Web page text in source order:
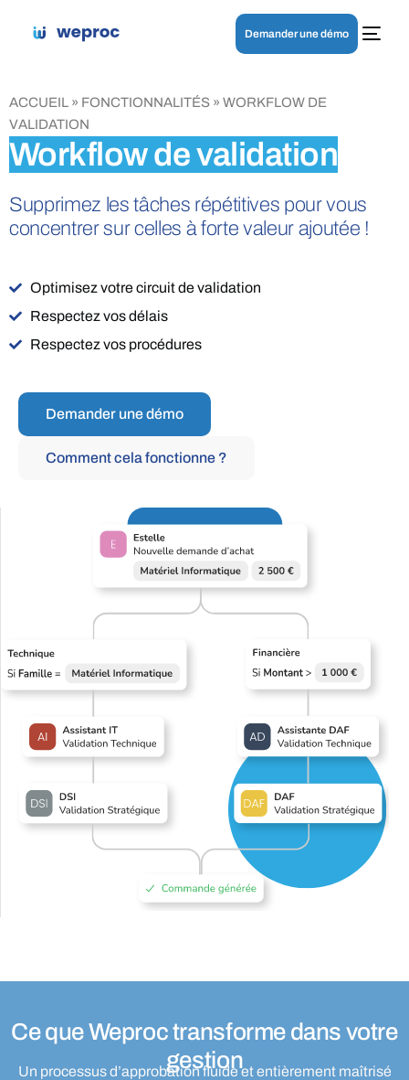
Demander une démo
ACCUEIL » FONCTIONNALITÉS » WORKFLOW DE
VALIDATION
Workflow de validation
Supprimez les tâches répétitives pour vous
concentrer sur celles à forte valeur ajoutée !
Optimisez votre circuit de validation
Respectez vos délais
Respectez vos procédures
Demander une démo
Comment cela fonctionne ?
Ce que Weproctransformedans votre
gestion
Un processus d’approbation fluide et entièrement maîtrisé